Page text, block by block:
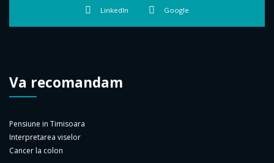
LinkedIn Google
Va recomandam
Pensiune in Timisoara
Interpretarea viselor
Cancer la colon